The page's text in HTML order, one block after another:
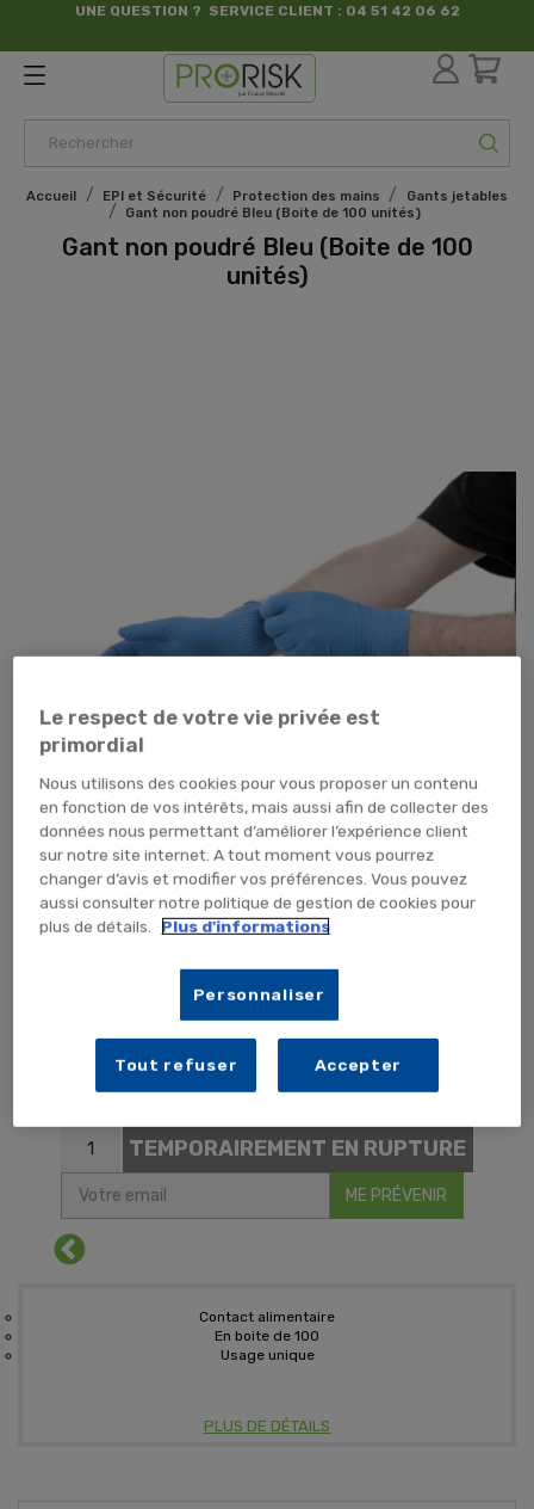
UNE QUESTION ? SERVICE CLIENT : 04 51 42 06 62
par France Sécurité
Accueil EPI et Sécurité Protection des mains
Gants jetables
Gant non poudré Bleu (Boite de 100 unités)
Gant non poudré Bleu (Boite de 100
unités)
5,87 €TTC4,89 € HT
BOITE (x1 unité) PALETTE (x800 unités)
TEMPORAIREMENT EN RUPTURE
ME PRÉVENIR
Contact alimentaire
En boite de 100
Usage unique
PLUS DE DÉTAILS
Le respect de votre vie privée est
primordial
Nous utilisons des cookies pour vous proposer un contenu
en fonction de vos intérêts, mais aussi afin de collecter des
données nous permettant d’améliorer l’expérience client
sur notre site internet. A tout moment vous pourrez
changer d’avis et modifier vos préférences. Vous pouvez
aussi consulter notre politique de gestion de cookies pour
plus de détails.
Plus d'informations
Personnaliser
Tout refuser Accepter